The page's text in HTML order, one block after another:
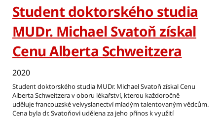
Student doktorského studia
MUDr. Michael Svatoň získal
Cenu Alberta Schweitzera
2020
Student doktorského studia MUDr. Michael Svatoň získal Cenu
Alberta Schweitzera v oboru lékařství, kterou každoročně
uděluje francouzské velvyslanectví mladým talentovaným vědcům.
Cena byla dr. Svatoňovi udělena za jeho přínos k využití